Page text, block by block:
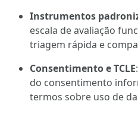
Instrumentos
escala de avaliação
triagem rápida e
Consentimento e TCLE
do consentimento
termos sobre uso de